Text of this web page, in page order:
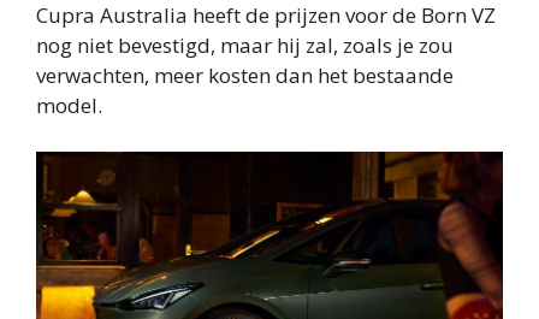
Cupra Australia heeft de prijzen voor de Born VZ
nog niet bevestigd, maar hij zal, zoals je zou
verwachten, meer kosten dan het bestaande
model.